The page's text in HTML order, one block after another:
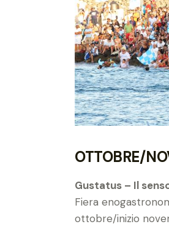
OTTOBRE/
Gustatus – Il
Fiera
ottobre/inizio